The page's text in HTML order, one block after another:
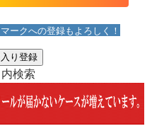
ークへの登録もよろしく！
り登録
検索